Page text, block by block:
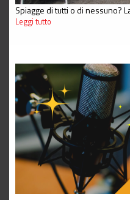
Spiagge di tutti o di nessuno?
Leggi tutto